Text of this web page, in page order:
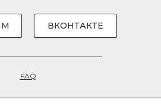
FAQ
ВКОНТАКТЕ